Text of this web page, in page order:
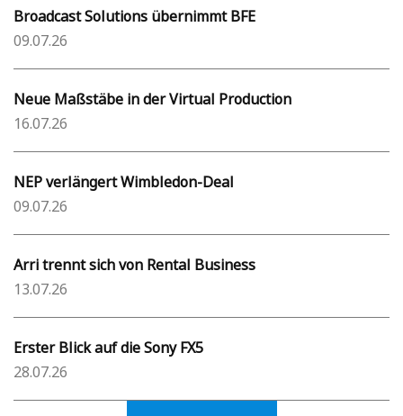
Broadcast Solutions übernimmt BFE
09.07.26
Neue Maßstäbe in der Virtual Production
16.07.26
NEP verlängert Wimbledon-Deal
09.07.26
Arri trennt sich von Rental Business
13.07.26
Erster Blick auf die Sony FX5
28.07.26